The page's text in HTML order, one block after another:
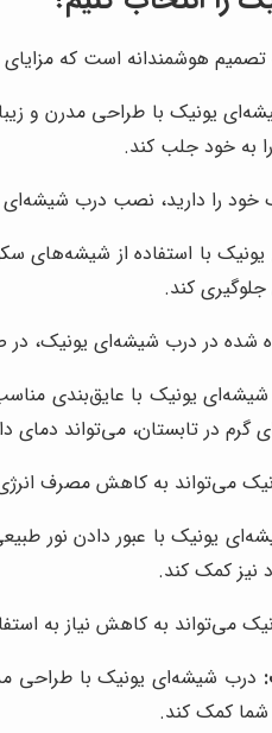
هوشمندانه است که مزایای
یونیک با طراحی مدرن و
به خود جلب کند.
خود را دارید، نصب درب
با استفاده از شیشه‌های
کند.
شده در درب شیشه‌ای یونیک،
یونیک با عایق‌بندی
گرم در تابستان، می‌تواند
می‌تواند به کاهش مصرف
یونیک با عبور دادن نور
نیز کمک کند.
می‌تواند به کاهش نیاز به
درب شیشه‌ای یونیک با طراحی
شما کمک کند.